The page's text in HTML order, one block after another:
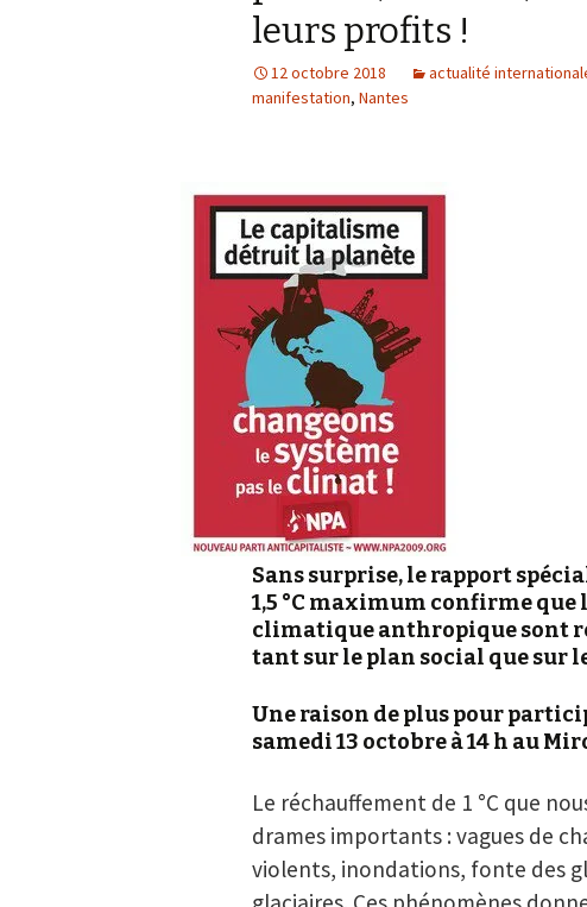
leurs profits !
12 octobre 2018 actualité
manifestation, Nantes
Sans surprise, le rapport
1,5 °C maximum confirme
climatique anthropique sont
tant sur le plan social que sur
Une raison de plus pour
samedi 13 octobre à 14 h au
Le réchauffement de 1 °C que
drames importants : vagues de
violents, inondations, fonte des